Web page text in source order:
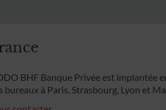
BHF Banque Privée est implantée
bureaux à Paris, Strasbourg, Lyon et